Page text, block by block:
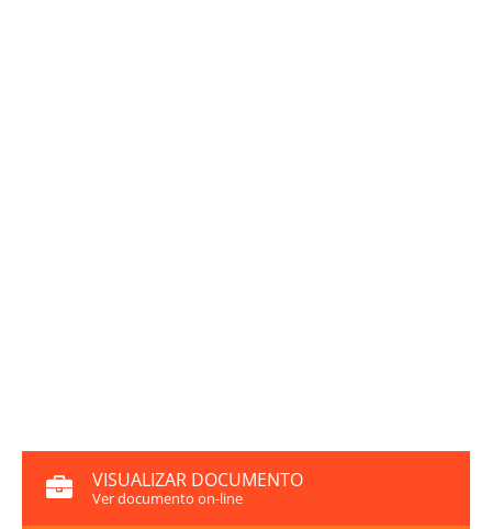
VISUALIZAR DOCUMENTO
Ver documento on-line